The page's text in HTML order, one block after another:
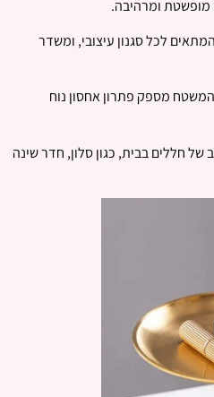
מופשטת ומרהיבה.
לכל סגנון עיצובי, ומשדר
המשטח מספק פתרון אחסון נוח
חללים בבית, כגון סלון, חדר שינה